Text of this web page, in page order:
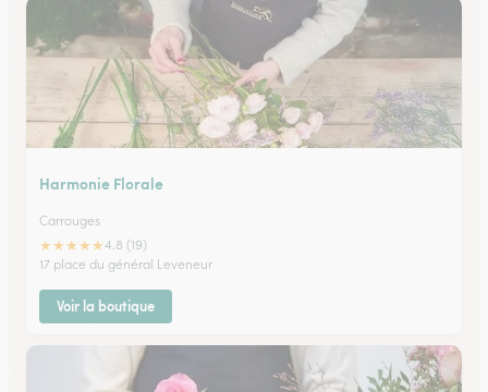
Harmonie Florale
Carrouges
★★★★★4.8 (19)
17 place du général Leveneur
Voir la boutique